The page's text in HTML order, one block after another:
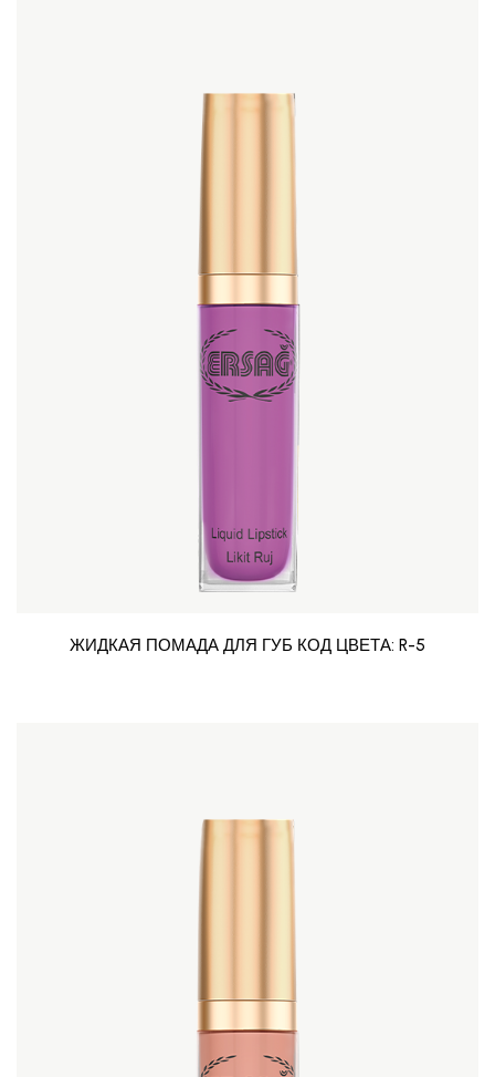
ЖИДКАЯ ПОМАДА ДЛЯ ГУБ КОД ЦВЕТА: R-5